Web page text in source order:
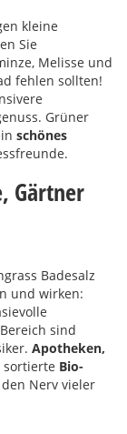
kleine
Sie
Melisse und
fehlen sollten!
Grüner
schönes
Gärtner
Badesalz
und wirken:
sind
Apotheken,
Bio-
den Nerv vieler